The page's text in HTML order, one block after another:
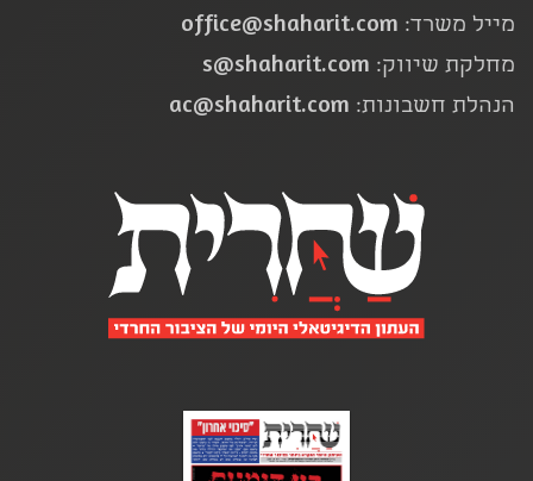
מייל משרד: office@shaharit.com
מחלקת שיווק: s@shaharit.com
הנהלת חשבונות: ac@shaharit.com